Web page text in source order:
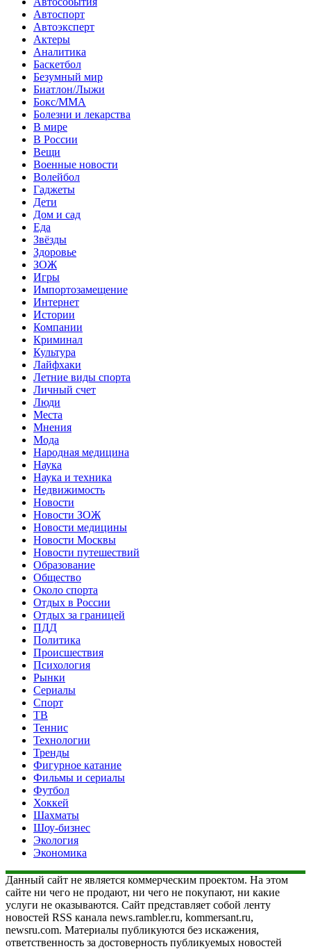
Автоспорт
Автоэксперт
Актеры
Аналитика
Баскетбол
Безумный мир
Биатлон/Лыжи
Бокс/MMA
Болезни и лекарства
В мире
В России
Вещи
Военные новости
Волейбол
Гаджеты
Дети
Дом и сад
Еда
Звёзды
Здоровье
ЗОЖ
Игры
Импортозамещение
Интернет
Истории
Компании
Криминал
Культура
Лайфхаки
Летние виды спорта
Личный счет
Люди
Места
Мнения
Мода
Народная медицина
Наука
Наука и техника
Недвижимость
Новости
Новости ЗОЖ
Новости медицины
Новости Москвы
Новости путешествий
Образование
Общество
Около спорта
Отдых в России
Отдых за границей
ПДД
Политика
Происшествия
Психология
Рынки
Сериалы
Спорт
ТВ
Теннис
Технологии
Тренды
Фигурное катание
Фильмы и сериалы
Футбол
Хоккей
Шахматы
Шоу-бизнес
Экология
Экономика
Данный сайт не является коммерческим проектом. На этом
сайте ни чего не продают, ни чего не покупают, ни какие
услуги не оказываются. Сайт представляет собой ленту
новостей RSS канала news.rambler.ru, kommersant.ru,
newsru.com. Материалы публикуются без искажения,
ответственность за достоверность публикуемых новостей